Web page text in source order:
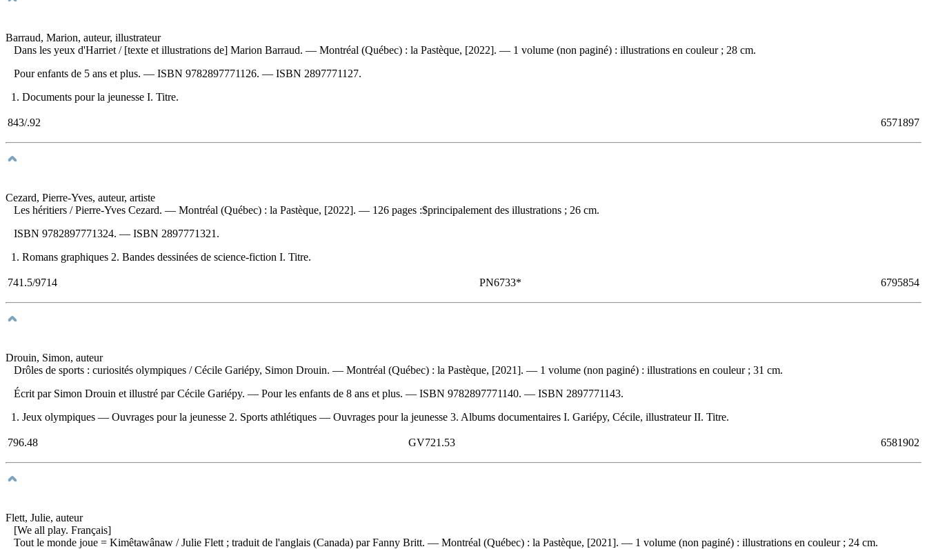
Barraud, Marion, auteur, illustrateur
Dans les yeux d'Harriet / [texte et illustrations de] Marion Barraud. — Montréal (Québec) : la Pastèque, [2022]. — 1 volume (non paginé) : illustrations en couleur ; 28 cm.
Pour enfants de 5 ans et plus. — ISBN 9782897771126. — ISBN 2897771127.
1. Documents pour la jeunesse I. Titre.
843/.92 6571897
Cezard, Pierre-Yves, auteur, artiste
Les héritiers / Pierre-Yves Cezard. — Montréal (Québec) : la Pastèque, [2022]. — 126 pages :$principalement des illustrations ; 26 cm.
ISBN 9782897771324. — ISBN 2897771321 .
1. Romans graphiques 2. Bandes dessinées de science-fiction I. Titre.
741.5/9714 PN6733* 6795854
Drouin, Simon, auteur
Drôles de sports : curiosités olympiques / Cécile Gariépy, Simon Drouin. — Montréal (Québec) : la Pastèque, [2021]. — 1 volume (non paginé) : illustrations en couleur ; 31 cm.
Écrit par Simon Drouin et illustré par Cécile Gariépy. — Pour les enfants de 8 ans et plus. — ISBN 9782897771140. — ISBN 2897771143.
1. Jeux olympiques — Ouvrages pour la jeunesse 2. Sports athlétiques — Ouvrages pour la jeunesse 3. Albums documentaires I. Gariépy, Cécile, illustrateur II. Titre.
796.48 GV721.53 6581902
Flett, Julie, auteur
[We all play. Français]
Tout le monde joue = Kimêtawânaw / Julie Flett ; traduit de l'anglais (Canada) par Fanny Britt. — Montréal (Québec) : la Pastèque, [2021]. — 1 volume (non paginé) : illustrations en couleur ; 24 cm.